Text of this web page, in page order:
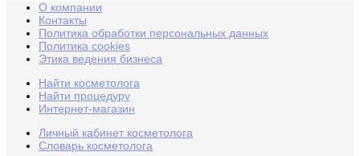
О компании
Контакты
Политика обработки персональных данных
Политика cookies
Этика ведения бизнеса
Найти косметолога
Найти процедуру
Интернет-магазин
Личный кабинет косметолога
Словарь косметолога